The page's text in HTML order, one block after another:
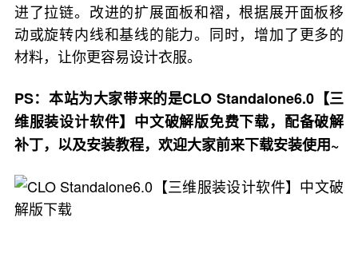
进了拉链。改进的扩展面板和褶，根据展开面板移
动或旋转内线和基线的能力。同时，增加了更多的
材料，让你更容易设计衣服。
PS：本站为大家带来的是CLO Standalone6.0【三
维服装设计软件】中文破解版免费下载，配备破解
补丁，以及安装教程，欢迎大家前来下载安装使用~